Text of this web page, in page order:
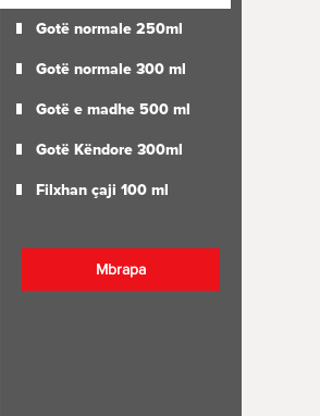
Gotë normale 250ml
Gotë normale 300 ml
Gotë e madhe 500 ml
Gotë Këndore 300ml
Filxhan çaji 100 ml
Mbrapa